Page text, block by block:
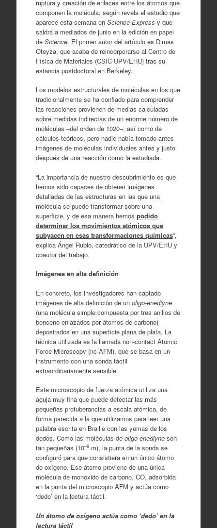
ruptura y creación de enlaces entre los átomos que
componen la molécula, según revela el estudio que
aparece esta semana en Science Express y que
saldrá a mediados de junio en la edición en papel
de Science. El primer autor del artículo es Dimas
Oteyza, que acaba de reincorporarse al Centro de
Física de Materiales (CSIC-UPV/EHU) tras su
estancia postdoctoral en Berkeley.
Los modelos estructurales de moléculas en los que
tradicionalmente se ha confiado para comprender
las reacciones provienen de medias calculadas
sobre medidas indirectas de un enorme número de
moléculas –del orden de 1020–, así como de
cálculos teóricos, pero nadie había tomado antes
imágenes de moléculas individuales antes y justo
después de una reacción como la estudiada.
“La importancia de nuestro descubrimiento es que
hemos sido capaces de obtener imágenes
detalladas de las estructuras en las que una
molécula se puede transformar sobre una
superficie, y de esa manera hemos podido
determinar los movimientos atómicos que
subyacen en esas transformaciones químicas”,
explica Ángel Rubio, catedrático de la UPV/EHU y
coautor del trabajo.
Imágenes en alta definición
En concreto, los investigadores han captado
imágenes de alta definición de un oligo-enediyne
(una molécula simple compuesta por tres anillos de
benceno enlazados por átomos de carbono)
depositados en una superficie plana de plata. La
técnica utilizada es la llamada non-contact Atomic
Force Microscopy (nc-AFM), que se basa en un
instrumento con una sonda táctil
extraordinariamente sensible.
Este microscopio de fuerza atómica utiliza una
aguja muy fina que puede detectar las más
pequeñas protuberancias a escala atómica, de
forma parecida a la que utilizamos para leer una
palabra escrita en Braille con las yemas de los
dedos. Como las moléculas de oligo-enediyneson
tan pequeñas (10–9m), la punta de la sonda se
configuró para que consistiera en un único átomo
de oxígeno. Ese átomo proviene de una única
molécula de monóxido de carbono, CO, adsorbida
en la punta del microscopio AFM y actúa como
‘dedo’ en la lectura táctil.
Un átomo de oxígeno actúa como ‘dedo’ en la
lectura táctil